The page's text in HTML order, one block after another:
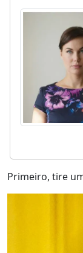
Primeiro, tire